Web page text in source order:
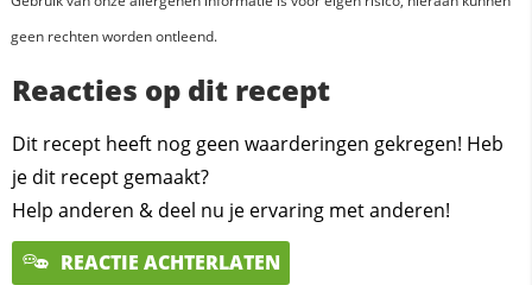
geen rechten worden ontleend.
Reacties op dit recept
Dit recept heeft nog geen waarderingen gekregen! Heb
je dit recept gemaakt?
Help anderen & deel nu je ervaring met anderen!
REACTIE ACHTERLATEN